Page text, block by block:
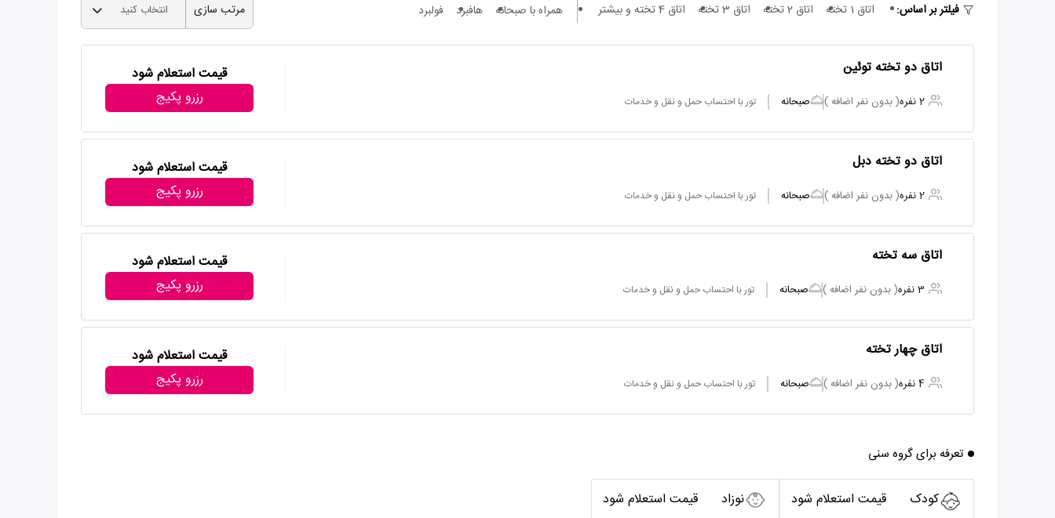
فیلتر بر اساس: اتاق 1 تخته اتاق 2 تخته اتاق 3 تخته اتاق 4 تخته و بیشتر همراه با صبحانه هافبرد فولبرد مرتب سازی انتخاب کنید
اتاق دو تخته توئین
2 نفره ( بدون نفر اضافه ) صبحانه تور با احتساب حمل و نقل و خدمات
قیمت استعلام شود
رزرو پکیج
اتاق دو تخته دبل
2 نفره ( بدون نفر اضافه ) صبحانه تور با احتساب حمل و نقل و خدمات
قیمت استعلام شود
رزرو پکیج
اتاق سه تخته
3 نفره ( بدون نفر اضافه ) صبحانه تور با احتساب حمل و نقل و خدمات
قیمت استعلام شود
رزرو پکیج
اتاق چهار تخته
4 نفره ( بدون نفر اضافه ) صبحانه تور با احتساب حمل و نقل و خدمات
قیمت استعلام شود
رزرو پکیج
تعرفه برای گروه سنی
کودک قیمت استعلام شود نوزاد قیمت استعلام شود